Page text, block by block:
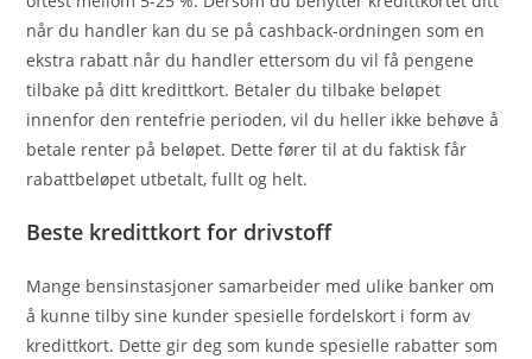
når du handler kan du se på cashback-ordningen som en
ekstra rabatt når du handler ettersom du vil få pengene
tilbake på ditt kredittkort. Betaler du tilbake beløpet
innenfor den rentefrie perioden, vil du heller ikke behøve å
betale renter på beløpet. Dette fører til at du faktisk får
rabattbeløpet utbetalt, fullt og helt.
Beste kredittkort for drivstoff
Mange bensinstasjoner samarbeider med ulike banker om
å kunne tilby sine kunder spesielle fordelskort i form av
kredittkort. Dette gir deg som kunde spesielle rabatter som